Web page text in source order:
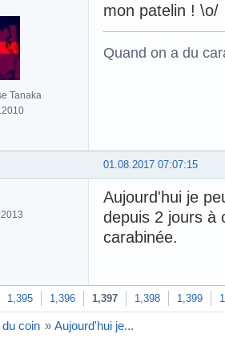
Tanaka
mon patelin ! \o/
Quand on a du
01.08.2017 07:07:15
Aujourd'hui je
depuis 2 jours à
carabinée.
1,395 1,396 1,397 1,398 1,399
du coin » Aujourd'hui je...